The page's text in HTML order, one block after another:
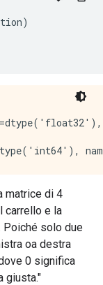
)
matrice di 4
carrello e la
Poiché solo due
oa destra
0 significa
giusta."